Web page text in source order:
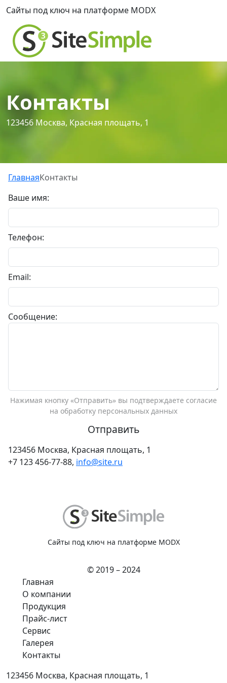
Сайты под ключ на платформе MODX
Контакты
123456 Москва, Красная площать, 1
ГлавнаяКонтакты
Ваше имя:
Телефон:
Email:
Сообщение:
Нажимая кнопку «Отправить» вы подтверждаете согласие
на обработку персональных данных
123456 Москва, Красная площать, 1
+7 123 456-77-88, info@site.ru
Сайты под ключ на платформе MODX
© 2019 – 2024
Главная
О компании
Продукция
Прайс-лист
Сервис
Галерея
Контакты
123456 Москва, Красная площать, 1